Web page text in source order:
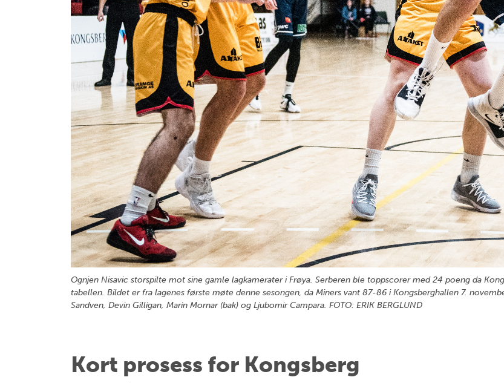
Ognjen Nisavic storspilte mot sine gamle lagkamerater i Frøya. Serberen ble toppscorer med 24 poeng da
tabellen. Bildet er fra lagenes første møte denne sesongen, da Miners vant 87-86 i Kongsberghallen 7.
Sandven, Devin Gilligan, Marin Mornar (bak) og Ljubomir Campara. FOTO: ERIK BERGLUND
Kort prosess for Kongsberg